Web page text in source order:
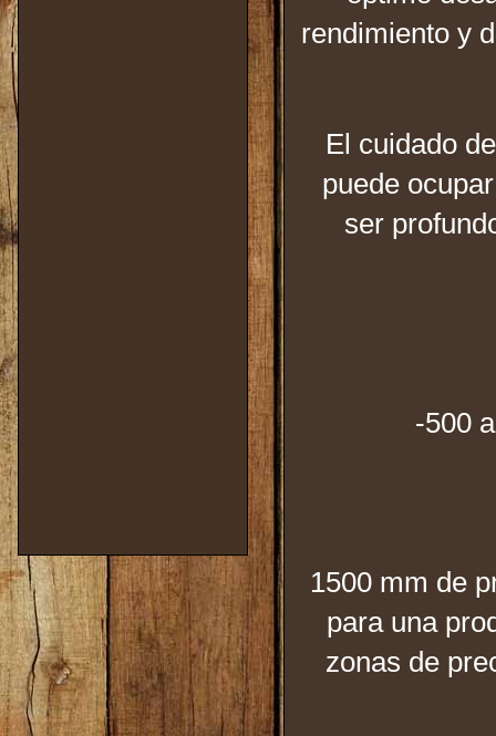
rendimiento y
El cuidado
puede
ser
-500
1500 mm de
para una
zonas de